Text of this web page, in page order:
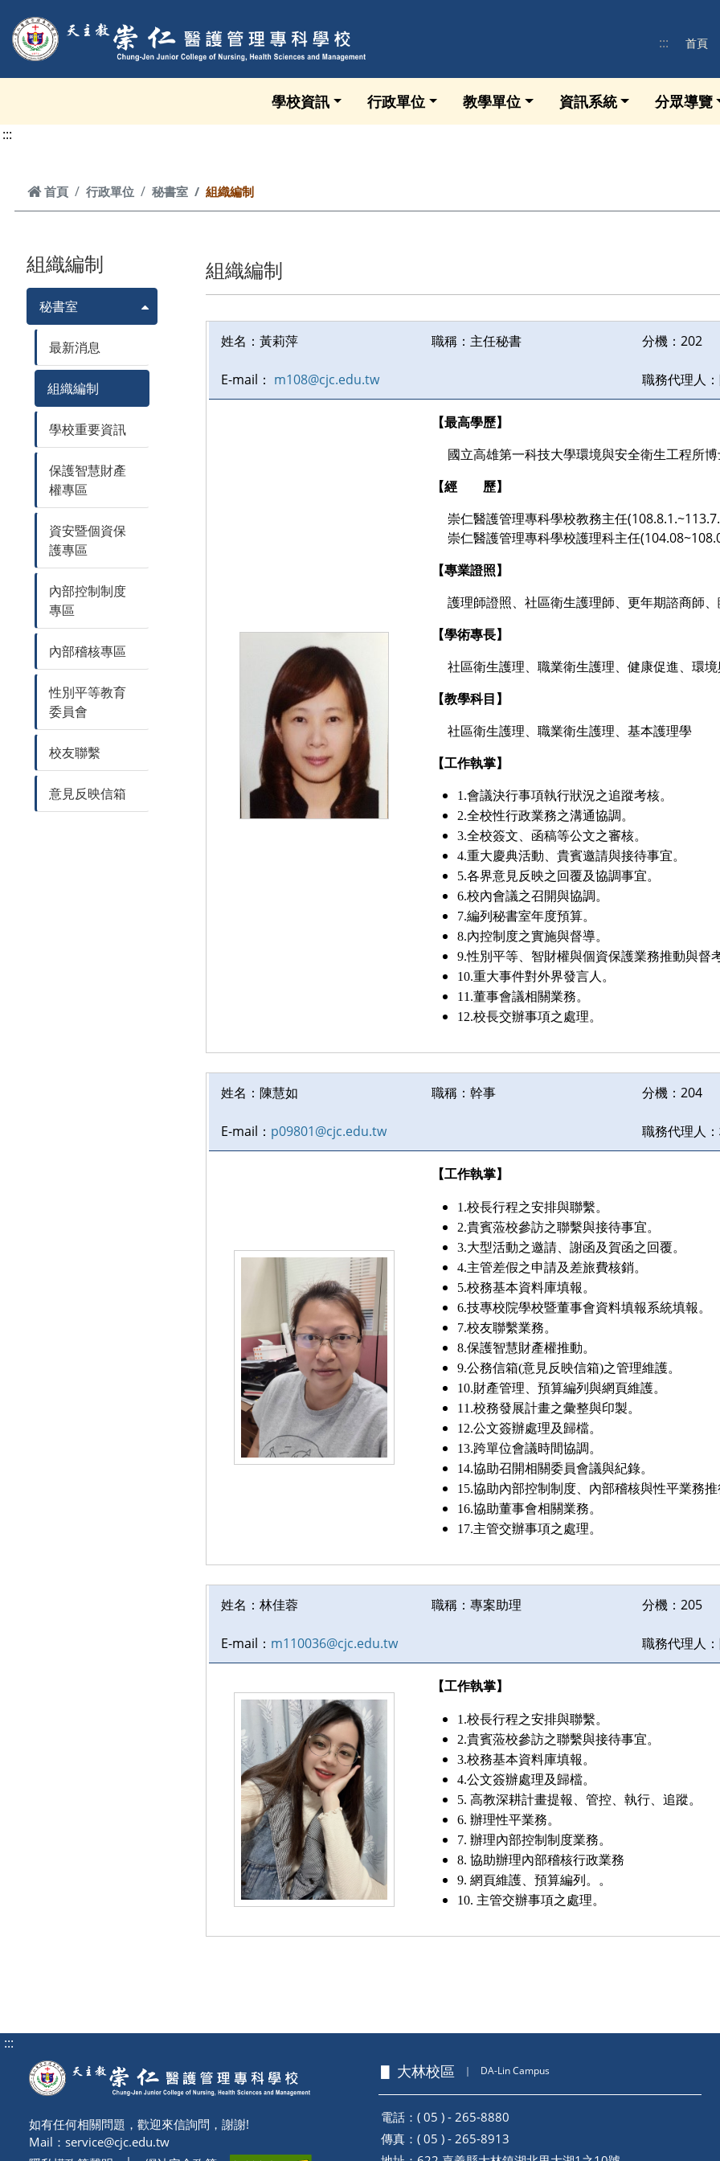
:::
首頁
學校資訊 行政單位 教學單位 資訊系統 分眾導覽
:::
首頁
首頁 行政單位 秘書室 組織編制
組織編制
秘書室
最新消息
組織編制
學校重要資訊
保護智慧財產
權專區
資安暨個資保
護專區
內部控制制度
專區
內部稽核專區
性別平等教育
委員會
校友聯繫
意見反映信箱
組織編制
姓名：黃莉萍 職稱： 主任秘書 分機： 202
E-mail： m108@cjc.edu.tw 職務代理人：
【最高學歷】
國立高雄第一科技大學環境與安全衛生工程所
【經 歷】
崇仁醫護管理專科學校教務主任
崇仁醫護管理專科學校護理科主任
【專業證照】
護理師證照、社區衛生護理師、更年期諮商師
【學術專長】
社區衛生護理、職業衛生護理、健康促進、環
【教學科目】
社區衛生護理、職業衛生護理、基本護理學
【工作執掌】
1.會議決行事項執行狀況之追蹤考核。
2.全校性行政業務之溝通協調。
3.全校簽文、函稿等公文之審核。
4.重大慶典活動、貴賓邀請與接待事宜。
5.各界意見反映之回覆及協調事宜。
6.校內會議之召開與協調。
7.編列秘書室年度預算。
8.內控制度之實施與督導。
9.性別平等、智財權與個資保護業務推動與督
10.重大事件對外界發言人。
11.董事會議相關業務。
12.校長交辦事項之處理。
姓名： 陳慧如 職稱： 幹事 分機： 204
E-mail： p09801@cjc.edu.tw 職務代理人：
【工作執掌】
1.校長行程之安排與聯繫。
2.貴賓蒞校參訪之聯繫與接待事宜。
3.大型活動之邀請、謝函及賀函之回覆。
4.主管差假之申請及差旅費核銷。
5.校務基本資料庫填報。
6.技專校院學校暨董事會資料填報系統填報。
7.校友聯繫業務。
8.保護智慧財產權推動。
9.公務信箱(意見反映信箱)之管理維護。
10.財產管理、預算編列與網頁維護。
11.校務發展計畫之彙整與印製。
12.公文簽辦處理及歸檔。
13.跨單位會議時間協調。
14.協助召開相關委員會議與紀錄。
15.協助內部控制制度、內部稽核與性平業務
16.協助董事會相關業務。
17.主管交辦事項之處理。
姓名： 林佳蓉 職稱： 專案助理 分機： 205
E-mail： m110036@cjc.edu.tw 職務代理人：
【工作執掌】
1.校長行程之安排與聯繫。
2.貴賓蒞校參訪之聯繫與接待事宜。
3.校務基本資料庫填報。
4.公文簽辦處理及歸檔。
5. 高教深耕計畫提報、管控、執行、追蹤。
6. 辦理性平業務。
7. 辦理內部控制制度業務。
8. 協助辦理內部稽核行政業務
9. 網頁維護、預算編列。。
10. 主管交辦事項之處理。
:::
如有任何相關問題，歡迎來信詢問，謝謝!
Mail： service@cjc.edu.tw
▋ 大林校區 ｜ DA-Lin Campus
電話：( 05 ) - 265-8880
傳真：( 05 ) - 265-8913